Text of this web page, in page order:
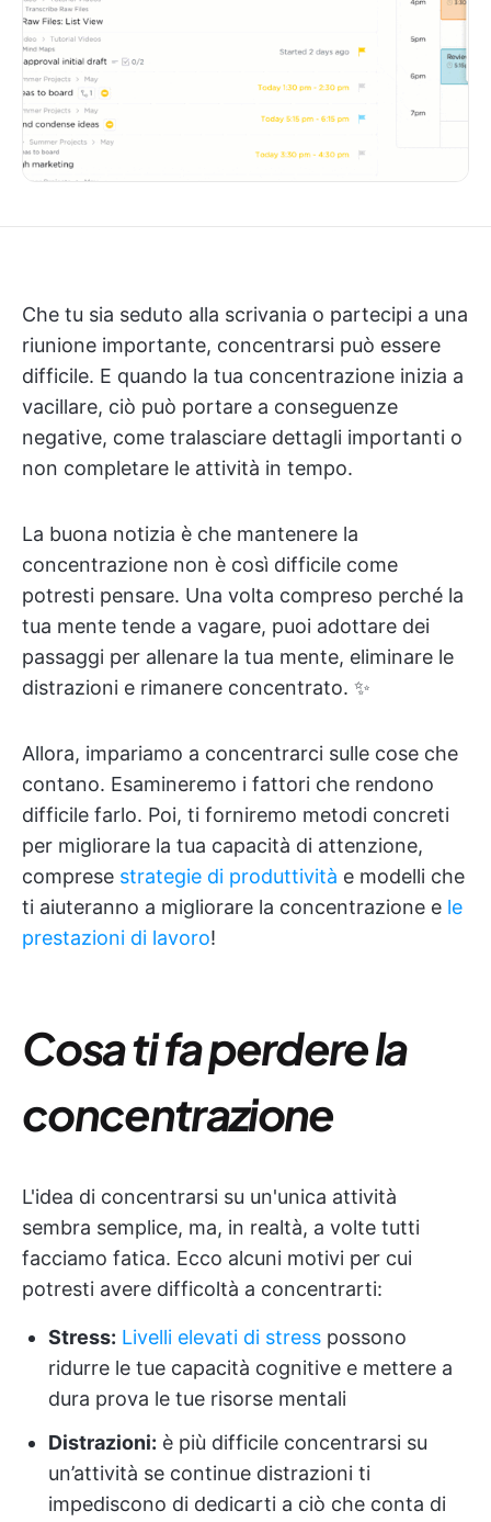
Che tu sia seduto alla scrivania o partecipi a una
riunione importante, concentrarsi può essere
difficile. E quando la tua concentrazione inizia a
vacillare, ciò può portare a conseguenze
negative, come tralasciare dettagli importanti o
non completare le attività in tempo.
La buona notizia è che mantenere la
concentrazione non è così difficile come
potresti pensare. Una volta compreso perché la
tua mente tende a vagare, puoi adottare dei
passaggi per allenare la tua mente, eliminare le
distrazioni e rimanere concentrato. ✨
Allora, impariamo a concentrarci sulle cose che
contano. Esamineremo i fattori che rendono
difficile farlo. Poi, ti forniremo metodi concreti
per migliorare la tua capacità di attenzione,
comprese strategie di produttività e modelli che
ti aiuteranno a migliorare la concentrazione e le
prestazioni di lavoro!
Cosa ti fa perdere la
concentrazione
L'idea di concentrarsi su un'unica attività
sembra semplice, ma, in realtà, a volte tutti
facciamo fatica. Ecco alcuni motivi per cui
potresti avere difficoltà a concentrarti:
Stress: Livelli elevati di stress possono
ridurre le tue capacità cognitive e mettere a
dura prova le tue risorse mentali
Distrazioni: è più difficile concentrarsi su
un’attività se continue distrazioni ti
impediscono di dedicarti a ciò che conta di